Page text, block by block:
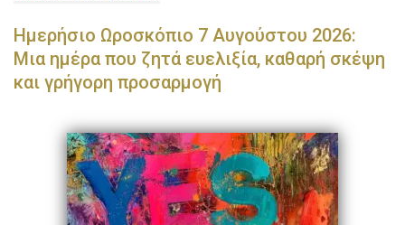
Ημερήσιο Ωροσκόπιο 7 Αυγούστου 2026:
Μια ημέρα που ζητά ευελιξία, καθαρή σκέψη
και γρήγορη προσαρμογή